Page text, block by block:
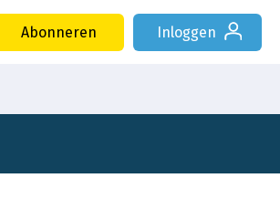
Abonneren Inloggen